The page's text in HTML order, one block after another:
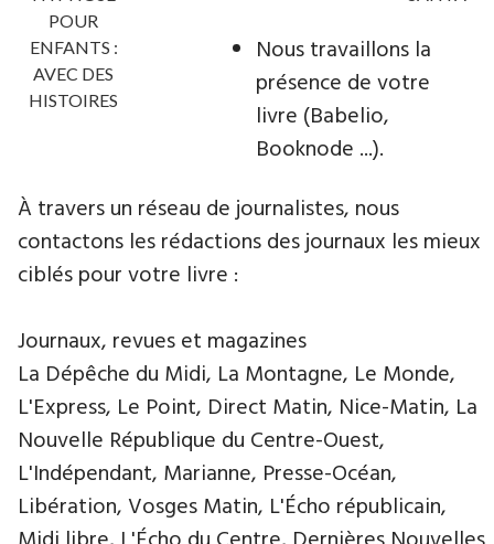
POUR
ENFANTS :
AVEC DES
HISTOIRES
Nous travaillons la
présence de votre
livre (Babelio,
Booknode ...).
À travers un réseau de journalistes, nous
contactons les rédactions des journaux les mieux
ciblés pour votre livre :
Journaux, revues et magazines
La Dépêche du Midi, La Montagne, Le Monde,
L'Express, Le Point, Direct Matin, Nice-Matin, La
Nouvelle République du Centre-Ouest,
L'Indépendant, Marianne, Presse-Océan,
Libération, Vosges Matin, L'Écho républicain,